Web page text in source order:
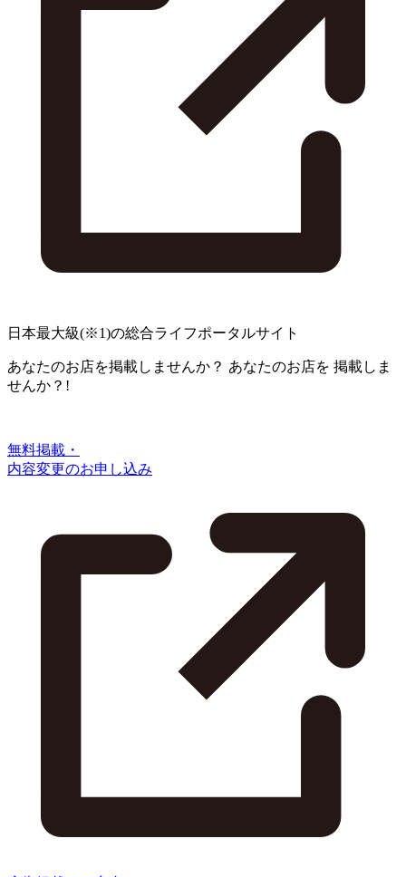
日本最大級(※1)の総合ライフポータルサイト
あなたのお店を掲載しませんか？ あなたのお店を 掲載しま
せんか？!
無料掲載・
内容変更のお申し込み